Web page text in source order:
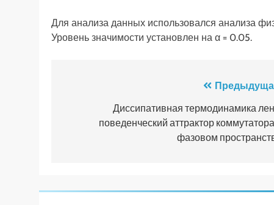
Для анализа данных использовался анализа
Уровень значимости установлен на α = 0.05.
записям
Диссипативная термодинамика
поведенческий аттрактор
фазовом